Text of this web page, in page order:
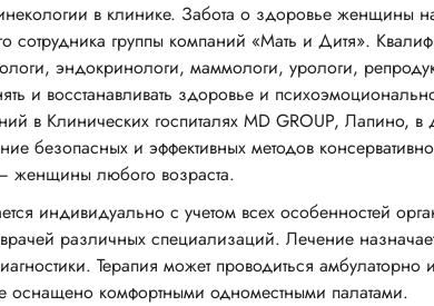
в клинике. Забота о здоровье
сотрудника группы компаний «Мать и Дитя».
эндокринологи, маммологи, урологи,
и восстанавливать здоровье и
в Клинических госпиталях MD GROUP, Лапино, в
безопасных и эффективных методов
женщины любого возраста.
индивидуально с учетом всех особенностей
различных специализаций. Лечение
Терапия может проводиться
оснащено комфортными одноместными палатами.